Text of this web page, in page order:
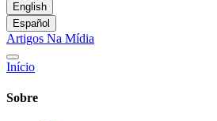
English
Español
Artigos Na Mídia
Início
Sobre